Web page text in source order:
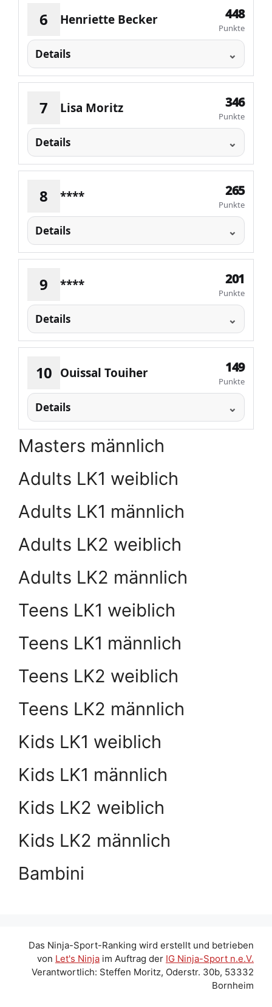
6 Henriette Becker 448
Punkte
Details
7 Lisa Moritz 346
Punkte
Details
8 **** 265
Punkte
Details
9 **** 201
Punkte
Details
10 Ouissal Touiher 149
Punkte
Details
Masters männlich
Adults LK1 weiblich
Adults LK1 männlich
Adults LK2 weiblich
Adults LK2 männlich
Teens LK1 weiblich
Teens LK1 männlich
Teens LK2 weiblich
Teens LK2 männlich
Kids LK1 weiblich
Kids LK1 männlich
Kids LK2 weiblich
Kids LK2 männlich
Bambini
Das Ninja-Sport-Ranking wird erstellt und betrieben
von Let's Ninja im Auftrag der IG Ninja-Sport n.e.V.
Verantwortlich: Steffen Moritz, Oderstr. 30b, 53332
Bornheim